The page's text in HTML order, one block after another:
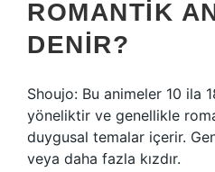
ROMANTIK
DENIR?
Shoujo: Bu animeler 10 ila
yöneliktir ve genellikle
duygusal temalar içerir.
veya daha fazla kızdır.